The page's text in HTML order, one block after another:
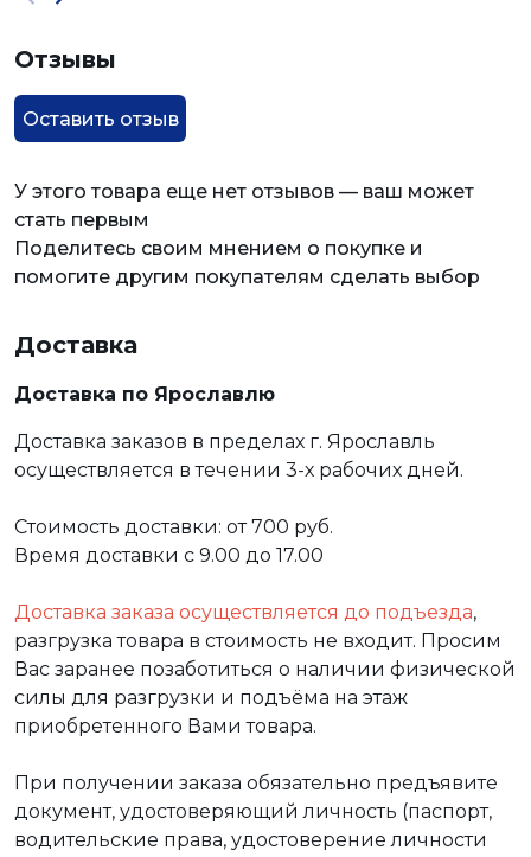
Отзывы
Оставить отзыв
У этого товара еще нет отзывов — ваш может
стать первым
Поделитесь своим мнением о покупке и
помогите другим покупателям сделать выбор
Доставка
Доставка по Ярославлю
Доставка заказов в пределах г. Ярославль
осуществляется в течении 3-х рабочих дней.
Стоимость доставки: от 700 руб.
Время доставки с 9.00 до 17.00
Доставка заказа осуществляется до подъезда,
разгрузка товара в стоимость не входит. Просим
Вас заранее позаботиться о наличии физической
силы для разгрузки и подъёма на этаж
приобретенного Вами товара.
При получении заказа обязательно предъявите
документ, удостоверяющий личность (паспорт,
водительские права, удостоверение личности